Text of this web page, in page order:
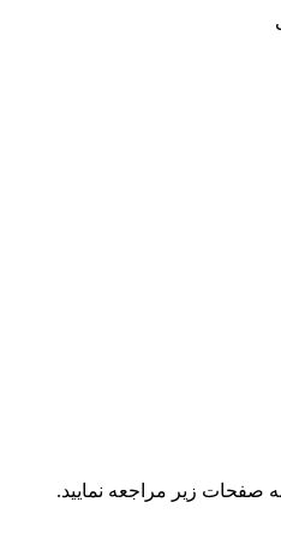
زیر مراجعه نمایید.